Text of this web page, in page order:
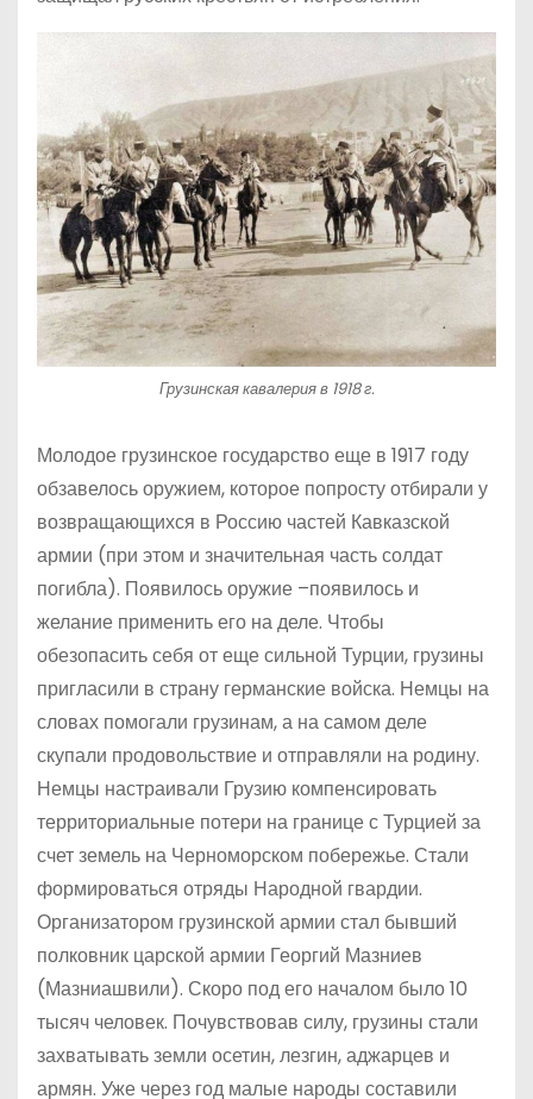
Грузинская кавалерия в 1918 г.
Молодое грузинское государство еще в 1917 году
обзавелось оружием, которое попросту отбирали у
возвращающихся в Россию частей Кавказской
армии (при этом и значительная часть солдат
погибла). Появилось оружие –появилось и
желание применить его на деле. Чтобы
обезопасить себя от еще сильной Турции, грузины
пригласили в страну германские войска. Немцы на
словах помогали грузинам, а на самом деле
скупали продовольствие и отправляли на родину.
Немцы настраивали Грузию компенсировать
территориальные потери на границе с Турцией за
счет земель на Черноморском побережье. Стали
формироваться отряды Народной гвардии.
Организатором грузинской армии стал бывший
полковник царской армии Георгий Мазниев
(Мазниашвили). Скоро под его началом было 10
тысяч человек. Почувствовав силу, грузины стали
захватывать земли осетин, лезгин, аджарцев и
армян. Уже через год малые народы составили